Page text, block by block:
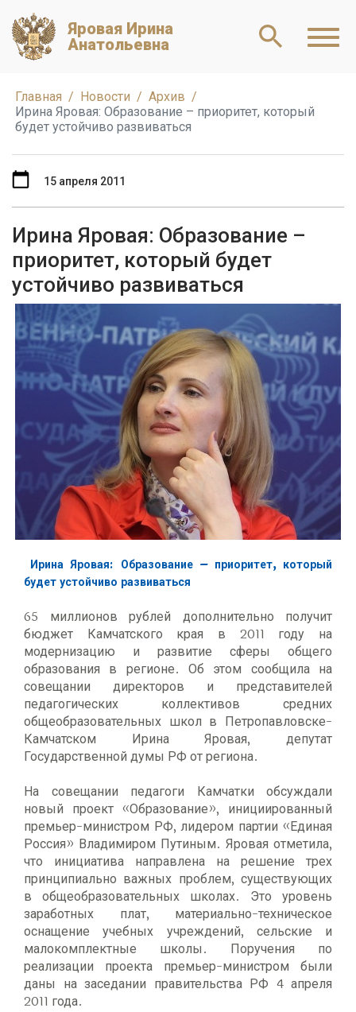
Яровая Ирина
Анатольевна
Главная Новости
Архив
Ирина Яровая: Образование – приоритет, который
будет устойчиво развиваться
Ирина Яровая: Образование –
приоритет, который будет
устойчиво развиваться
15 апреля 2011
Ирина Яровая: Образование – приоритет, который
будет устойчиво развиваться
65 миллионов рублей дополнительно получит
бюджет Камчатского края в 2011 году на
модернизацию и развитие сферы общего
образования в регионе. Об этом сообщила на
совещании директоров и представителей
педагогических коллективов средних
общеобразовательных школ в Петропавловске-
Камчатском Ирина Яровая, депутат
Государственной думы РФ от региона.
На совещании педагоги Камчатки обсуждали
новый проект «Образование», инициированный
премьер-министром РФ, лидером партии «Единая
Россия» Владимиром Путиным. Яровая отметила,
что инициатива направлена на решение трех
принципиально важных проблем, существующих
в общеобразовательных школах. Это уровень
заработных плат, материально-техническое
оснащение учебных учреждений, сельские и
малокомплектные школы. Поручения по
реализации проекта премьер-министром были
даны на заседании правительства РФ 4 апреля
2011 года.